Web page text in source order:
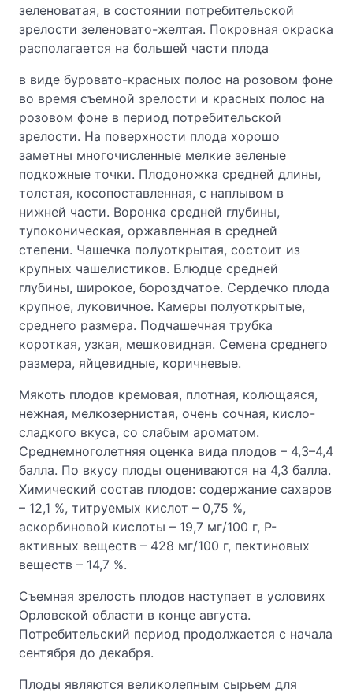
зеленоватая, в состоянии потребительской
зрелости зеленовато-желтая. Покровная окраска
располагается на большей части плода
в виде буровато-красных полос на розовом фоне
во время съемной зрелости и красных полос на
розовом фоне в период потребительской
зрелости. На поверхности плода хорошо
заметны многочисленные мелкие зеленые
подкожные точки. Плодоножка средней длины,
толстая, косопоставленная, с наплывом в
нижней части. Воронка средней глубины,
тупоконическая, оржавленная в средней
степени. Чашечка полуоткрытая, состоит из
крупных чашелистиков. Блюдце средней
глубины, широкое, бороздчатое. Сердечко плода
крупное, луковичное. Камеры полуоткрытые,
среднего размера. Подчашечная трубка
короткая, узкая, мешковидная. Семена среднего
размера, яйцевидные, коричневые.
Мякоть плодов кремовая, плотная, колющаяся,
нежная, мелкозернистая, очень сочная, кисло-
сладкого вкуса, со слабым ароматом.
Среднемноголетняя оценка вида плодов – 4,3–4,4
балла. По вкусу плоды оцениваются на 4,3 балла.
Химический состав плодов: содержание сахаров
– 12,1 %, титруемых кислот – 0,75 %,
аскорбиновой кислоты – 19,7 мг/100 г, Р-
активных веществ – 428 мг/100 г, пектиновых
веществ – 14,7 %.
Съемная зрелость плодов наступает в условиях
Орловской области в конце августа.
Потребительский период продолжается с начала
сентября до декабря.
Плоды являются великолепным сырьем для